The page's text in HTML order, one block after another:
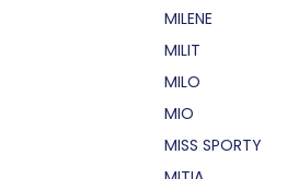
MILENE
MILIT
MILO
MIO
MISS SPORTY